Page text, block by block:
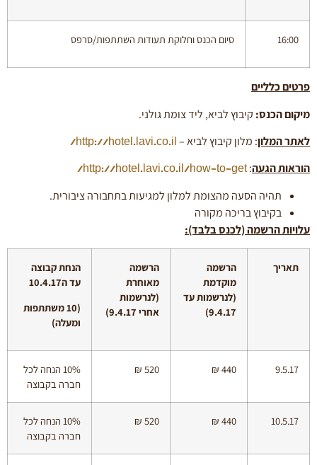
16:00 סיום הכנס וחלוקת תעודות השתתפות/סרפס
פרטים כלליים
מיקום הכנס: קיבוץ לביא, ליד צומת גולני.
לאתר המלון: מלון קיבוץ לביא – http://hotel.lavi.co.il/
הוראות הגעה:
http://hotel.lavi.co.il/how-to-get/
תהיה הסעה מהצומת למלון למגיעות בתחבורה ציבורית.
בקיבוץ בריכה מקורה
עלויות הרשמה (לכנס בלבד):
תאריך
הרשמה
מוקדמת
(לנרשמות עד
9.4.17)
הרשמה
מאוחרת
(לנרשמות
אחרי 9.4.17)
הנחת קבוצה
עד ה10.4.17
(10 משתתפות
ומעלה)
9.5.17
440 ₪
520 ₪
10% הנחה לכל
חברה בקבוצה
10.5.17
440 ₪
520 ₪
10% הנחה לכל
חברה בקבוצה